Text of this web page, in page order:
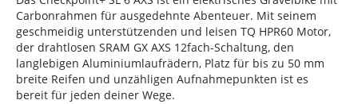
Carbonrahmen für ausgedehnte Abenteuer. Mit seinem
geschmeidig unterstützenden und leisen TQ HPR60 Motor,
der drahtlosen SRAM GX AXS 12fach-Schaltung, den
langlebigen Aluminiumlaufrädern, Platz für bis zu 50 mm
breite Reifen und unzähligen Aufnahmepunkten ist es
bereit für jeden deiner Wege.